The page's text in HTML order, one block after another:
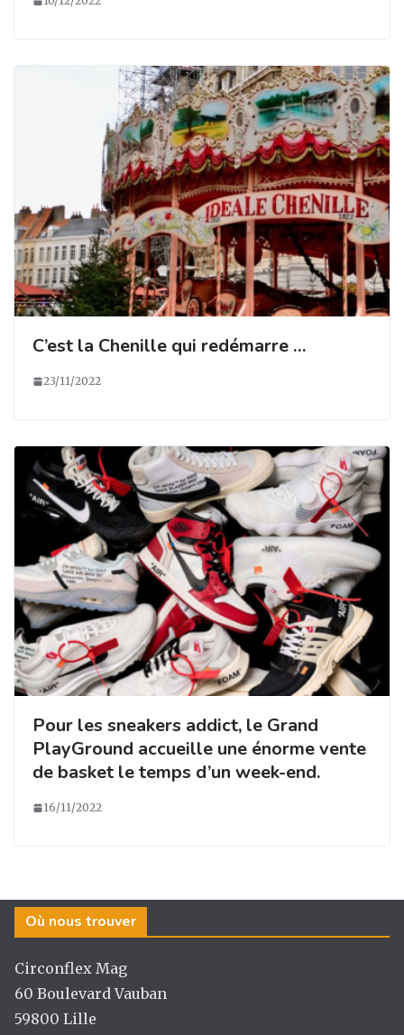
C’est la Chenille qui redémarre …
23/11/2022
Pour les sneakers addict, le Grand
PlayGround accueille une énorme vente
de basket le temps d’un week-end.
16/11/2022
Où nous trouver
Circonflex Mag
60 Boulevard Vauban
59800 Lille